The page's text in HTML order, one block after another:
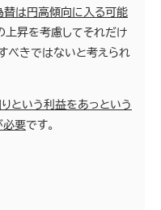
替は円高傾向に入る可能
上昇を考慮してそれだけ
べきではないと考えられ
という利益をあっという
必要です。